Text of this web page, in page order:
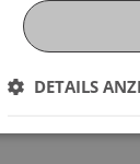
DETAILS